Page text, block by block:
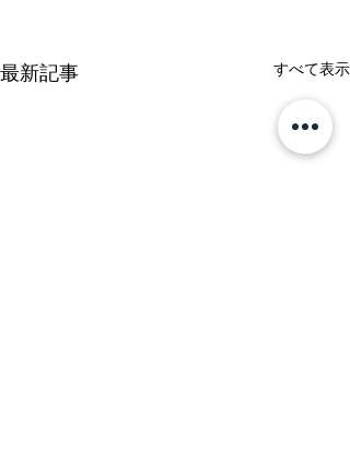
最新記事 すべて表示